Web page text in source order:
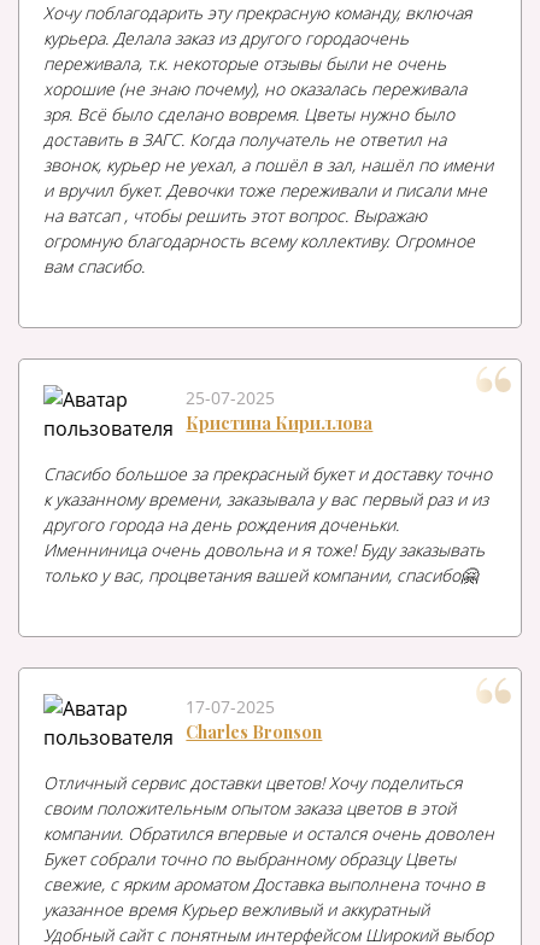
Хочу поблагодарить эту прекрасную команду, включая
курьера. Делала заказ из другого городаочень
переживала, т.к. некоторые отзывы были не очень
хорошие (не знаю почему), но оказалась переживала
зря. Всё было сделано вовремя. Цветы нужно было
доставить в ЗАГС. Когда получатель не ответил на
звонок, курьер не уехал, а пошёл в зал, нашёл по имени
и вручил букет. Девочки тоже переживали и писали мне
на ватсап , чтобы решить этот вопрос. Выражаю
огромную благодарность всему коллективу. Огромное
вам спасибо.
25-07-2025
Кристина Кириллова
Спасибо большое за прекрасный букет и доставку точно
к указанному времени, заказывала у вас первый раз и из
другого города на день рождения доченьки.
Именниница очень довольна и я тоже! Буду заказывать
только у вас, процветания вашей компании, спасибо🤗
17-07-2025
Charles Bronson
Отличный сервис доставки цветов! Хочу поделиться
своим положительным опытом заказа цветов в этой
компании. Обратился впервые и остался очень доволен
Букет собрали точно по выбранному образцу Цветы
свежие, с ярким ароматом Доставка выполнена точно в
указанное время Курьер вежливый и аккуратный
Удобный сайт с понятным интерфейсом Широкий выбор